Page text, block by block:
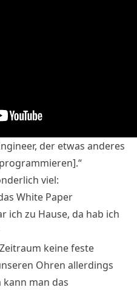
der etwas anderes
viel:
White Paper
ich zu Hause, da hab ich
keine feste
Ohren allerdings
man das